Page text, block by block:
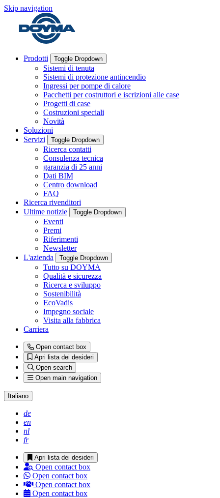
Skip navigation
Prodotti Toggle Dropdown
Sistemi di tenuta
Sistemi di protezione antincendio
Ingressi per pompe di calore
Pacchetti per costruttori e iscrizioni alle case
Progetti di case
Costruzioni speciali
Novità
Soluzioni
Servizi
Toggle Dropdown
Ricerca contatti
Consulenza tecnica
garanzia di 25 anni
Dati BIM
Centro download
FAQ
Ricerca rivenditori
Ultime notizie
Toggle Dropdown
Eventi
Premi
Riferimenti
Newsletter
L'azienda
Toggle Dropdown
Tutto su DOYMA
Qualità e sicurezza
Ricerca e sviluppo
Sostenibilità
EcoVadis
Impegno sociale
Visita alla fabbrica
Carriera
Open contact box
Apri lista dei desideri
Open search
Open main navigation
Italiano
de
en
nl
fr
Apri lista dei desideri
Open contact box
Open contact box
Open contact box
Open contact box